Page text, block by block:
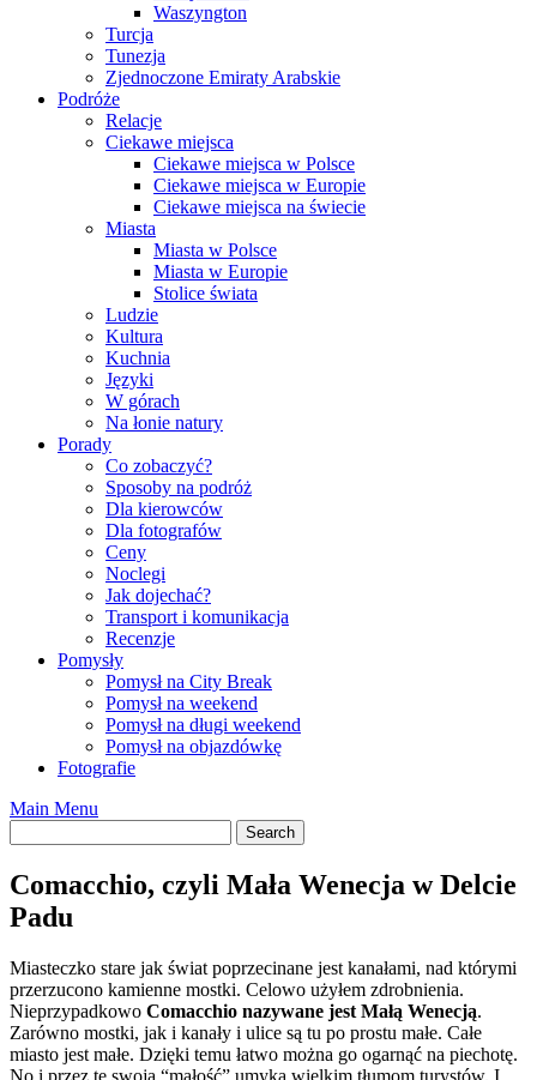
Waszyngton
Turcja
Tunezja
Zjednoczone Emiraty Arabskie
Podróże
Relacje
Ciekawe miejsca
Ciekawe miejsca w Polsce
Ciekawe miejsca w Europie
Ciekawe miejsca na świecie
Miasta
Miasta w Polsce
Miasta w Europie
Stolice świata
Ludzie
Kultura
Kuchnia
Języki
W górach
Na łonie natury
Porady
Co zobaczyć?
Sposoby na podróż
Dla kierowców
Dla fotografów
Ceny
Noclegi
Jak dojechać?
Transport i komunikacja
Recenzje
Pomysły
Pomysł na City Break
Pomysł na weekend
Pomysł na długi weekend
Pomysł na objazdówkę
Fotografie
Main Menu
Comacchio, czyli Mała Wenecja w Delcie
Padu
Miasteczko stare jak świat poprzecinane jest kanałami, nad którymi
przerzucono kamienne mostki. Celowo użyłem zdrobnienia.
Nieprzypadkowo Comacchio nazywane jest Małą Wenecją.
Zarówno mostki, jak i kanały i ulice są tu po prostu małe. Całe
miasto jest małe. Dzięki temu łatwo można go ogarnąć na piechotę.
No i przez tę swoją “małość” umyka wielkim tłumom turystów. I